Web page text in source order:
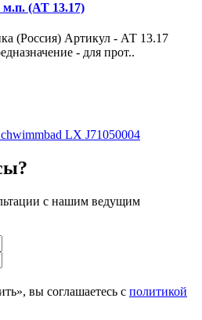
(АТ 13.17)
(Россия) Артикул - АТ 13.17
- для прот..
LX J71050004
с нашим ведущим
вы соглашаетесь с политикой